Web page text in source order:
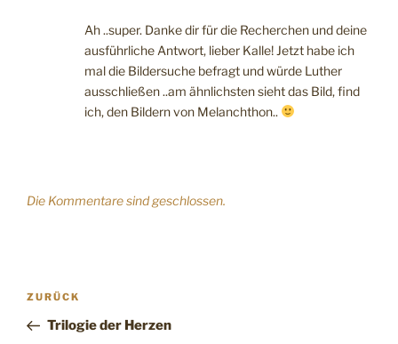
Ah ..super. Danke dir für die Recherchen und deine
ausführliche Antwort, lieber Kalle! Jetzt habe ich
mal die Bildersuche befragt und würde Luther
ausschließen ..am ähnlichsten sieht das Bild, find
ich, den Bildern von Melanchthon..
Die Kommentare sind geschlossen.
Beitragsnavigation
Vorheriger
Beitrag
ZURÜCK
Trilogie der Herzen